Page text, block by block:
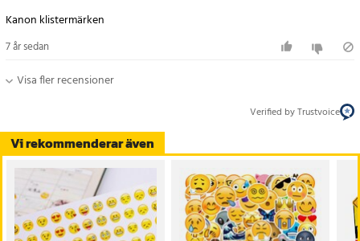
Vi rekommenderar även
Kanon klistermärken
7 år sedan
Visa fler recensioner
Verified by Trustvoice